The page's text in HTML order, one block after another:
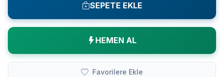
SEPETE EKLE
HEMEN AL
Favorilere Ekle